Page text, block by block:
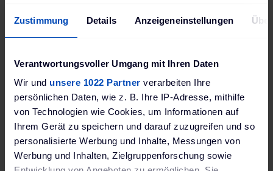
Zustimmung Details Anzeigeneinstellungen
Verantwortungsvoller Umgang mit Ihren Daten
Wir und unsere 1022 Partner verarbeiten Ihre
persönlichen Daten, wie z. B. Ihre IP-Adresse, mithilfe
von Technologien wie Cookies, um Informationen auf
Ihrem Gerät zu speichern und darauf zuzugreifen und so
personalisierte Werbung und Inhalte, Messungen von
Werbung und Inhalten, Zielgruppenforschung sowie
Temps de
prise de courant
domestique
Source: ¹Hyundai Motor France ²Procédure d'essai WLTP
(Worldwide harmonised Light vehicle Test Procedure) pour
mesurer la consommation de carburant et les émissions de
CO2 ³ Consommation d'énergie (combinée) ⁴ Les temps de